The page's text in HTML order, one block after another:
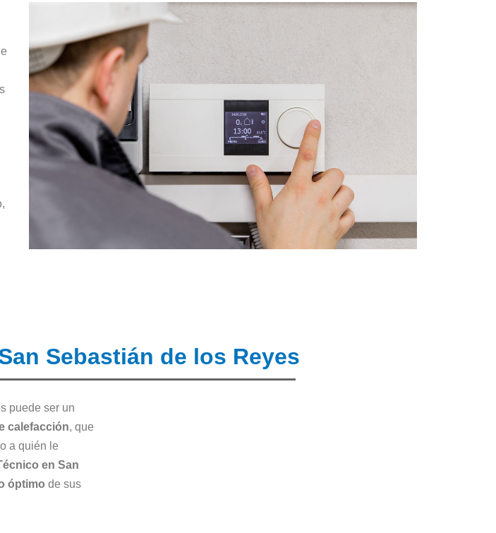
Sebastián de los Reyes
puede ser un
calefacción, que
a quién le
en San
óptimo de sus